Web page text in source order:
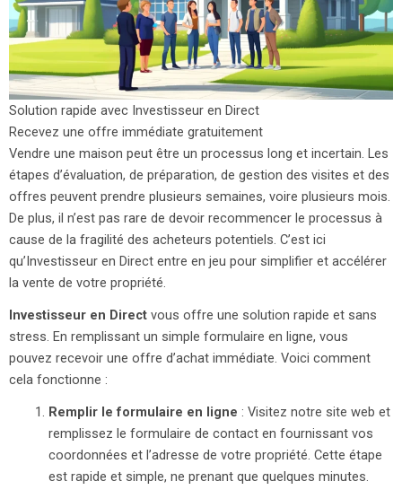
Solution rapide avec Investisseur en Direct
Recevez une offre immédiate gratuitement
Vendre une maison peut être un processus long et incertain. Les
étapes d’évaluation, de préparation, de gestion des visites et des
offres peuvent prendre plusieurs semaines, voire plusieurs mois.
De plus, il n’est pas rare de devoir recommencer le processus à
cause de la fragilité des acheteurs potentiels. C’est ici
qu’Investisseur en Direct entre en jeu pour simplifier et accélérer
la vente de votre propriété.
Investisseur en Direct vous offre une solution rapide et sans
stress. En remplissant un simple formulaire en ligne, vous
pouvez recevoir une offre d’achat immédiate. Voici comment
cela fonctionne :
Remplir le formulaire en ligne : Visitez notre site web et
remplissez le formulaire de contact en fournissant vos
coordonnées et l’adresse de votre propriété. Cette étape
est rapide et simple, ne prenant que quelques minutes.